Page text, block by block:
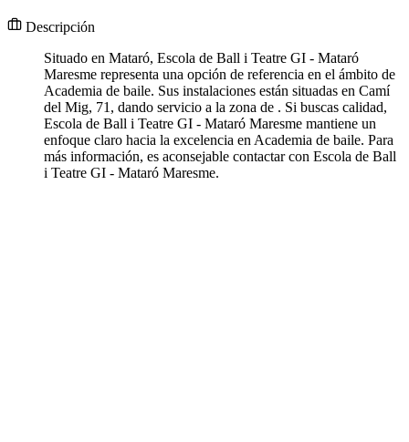
Descripción
Situado en Mataró, Escola de Ball i Teatre GI - Mataró
Maresme representa una opción de referencia en el ámbito de
Academia de baile. Sus instalaciones están situadas en Camí
del Mig, 71, dando servicio a la zona de . Si buscas calidad,
Escola de Ball i Teatre GI - Mataró Maresme mantiene un
enfoque claro hacia la excelencia en Academia de baile. Para
más información, es aconsejable contactar con Escola de Ball
i Teatre GI - Mataró Maresme.